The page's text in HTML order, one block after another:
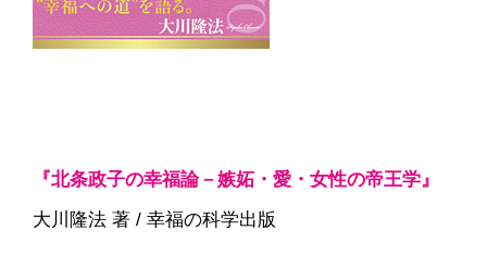
『北条政子の幸福論－嫉妬・愛・女性の帝王学』
大川隆法 著 / 幸福の科学出版